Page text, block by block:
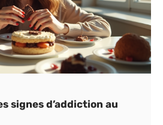
signes d’addiction au